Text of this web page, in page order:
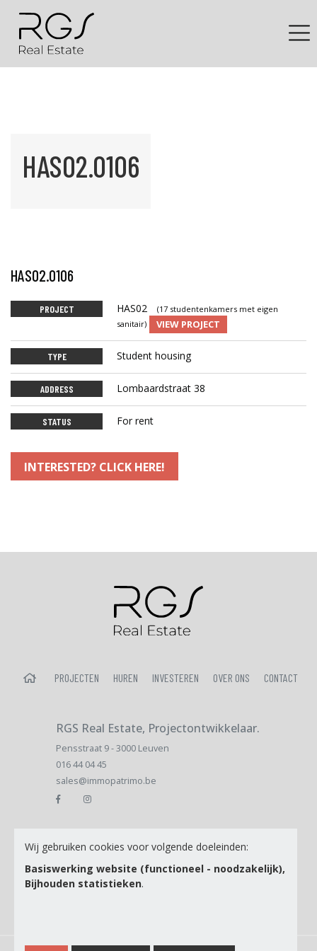
HAS02.0106
HAS02.0106
PROJECT HAS02
(17 studentenkamers met eigen
sanitair)
VIEW PROJECT
TYPE Student housing
ADDRESS Lombaardstraat 38
STATUS For rent
INTERESTED? CLICK HERE!
HOME PROJECTEN HUREN INVESTEREN OVER ONS CONTACT
RGS Real Estate, Projectontwikkelaar.
Pensstraat 9 - 3000 Leuven
016 44 04 45
sales@immopatrimo.be
Email
Ik ga akkoord met de
Wij gebruiken cookies voor volgende doeleinden:
Basiswerking website (functioneel - noodzakelijk),
Bijhouden statistieken.